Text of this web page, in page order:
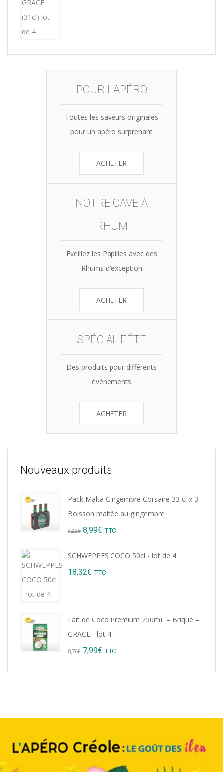
POUR L'APÉRO
Toutes les saveurs originales
pour un apéro surprenant
ACHETER
NOTRE CAVE À
RHUM
Eveillez les Papilles avec des
Rhums d'exception
ACHETER
SPÉCIAL FÊTE
Des produits pour différents
évènements
ACHETER
Nouveaux produits
Pack Malta Gingembre Corsaire 33 cl x 3 -
Boisson maltée au gingembre
9,22€ Original
8,99€ Current
TTC
SCHWEPPES COCO 50cl - lot de 4
18,32€ TTC
Lait de Coco Premium 250mL – Brique –
GRACE - lot 4
8,76€ Original
7,99€ Current
TTC